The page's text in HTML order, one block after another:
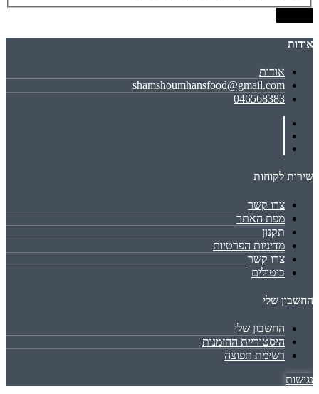
אודות
אודות
shamshoumhansfood@gmail.com
046568383
שירות לקוחות
צרו קשר
מפת האתר
תקנון
מדיניות הפרטיות
צרו קשר
ביטולים
החשבון שלי
החשבון שלי
היסטוריית ההזמנות
רשימת תפוצה
נגישות